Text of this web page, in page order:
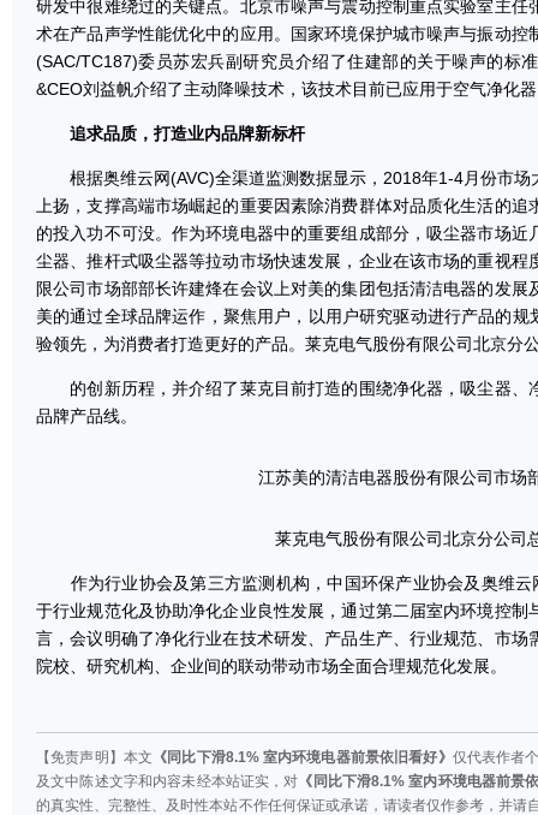
研发中很难绕过的关键点。北京市噪声与震动控制重点实验室主任
术在产品声学性能优化中的应用。国家环境保护城市噪声与振动控
(SAC/TC187)委员苏宏兵副研究员介绍了住建部的关于噪声的标
&CEO刘益帆介绍了主动降噪技术，该技术目前已应用于空气净化
追求品质，打造业内品牌新标杆
根据奥维云网(AVC)全渠道监测数据显示，2018年1-4月份市场
上扬，支撑高端市场崛起的重要因素除消费群体对品质化生活的
的投入功不可没。作为环境电器中的重要组成部分，吸尘器市场
尘器、推杆式吸尘器等拉动市场快速发展，企业在该市场的重视程
限公司市场部部长许建烽在会议上对美的集团包括清洁电器的发
美的通过全球品牌运作，聚焦用户，以用户研究驱动进行产品的
验领先，为消费者打造更好的产品。莱克电气股份有限公司北京分
的创新历程，并介绍了莱克目前打造的围绕净化器，吸尘器、
品牌产品线。
江苏美的清洁电器股份有限公司市场
莱克电气股份有限公司北京分公司
作为行业协会及第三方监测机构，中国环保产业协会及奥维云
于行业规范化及协助净化企业良性发展，通过第二届室内环境控制
言，会议明确了净化行业在技术研发、产品生产、行业规范、市场
院校、研究机构、企业间的联动带动市场全面合理规范化发展。
【免责声明】本文 《同比下滑8.1% 室内环境电器前景依旧看好》 仅代表作者
及文中陈述文字和内容未经本站证实，对 《同比下滑8.1% 室内环境电器前景
的真实性、完整性、及时性本站不作任何保证或承诺，请读者仅作参考，并请